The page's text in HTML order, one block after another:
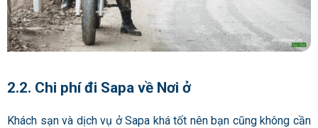
2.2. Chi phí đi Sapa về Nơi ở
Khách sạn và dịch vụ ở Sapa khá tốt nên bạn cũng không cần